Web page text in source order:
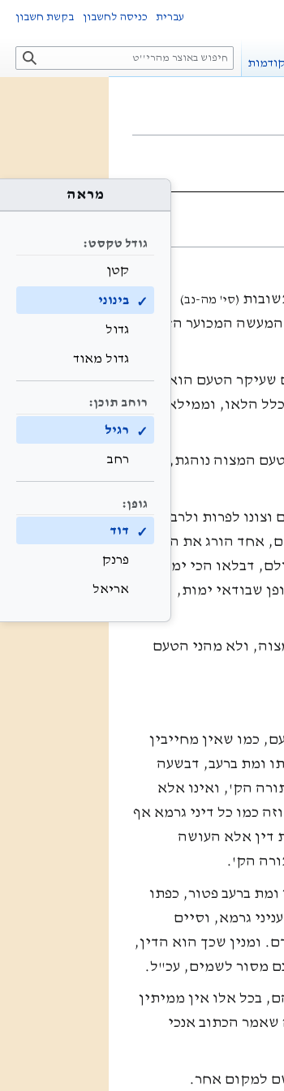
(סי' מה-נב)
המכוער הזה,
שעיקר הטעם הוא הזרע
הלאו, וממילא
המצוה נוהגת, וגם
לפרות ולרבות
אחד הורג את הבריא
דבלאו הכי ימות,
שבודאי ימות,
ולא מהני הטעם
כמו שאין מחייבין
ומת ברעב, דבשעה
הק', ואינו אלא
כמו כל דיני גרמא אף
דין אלא העושה
הק'.
ברעב פטור, כפתו
גרמא, וסיים
ומנין שכך הוא הדין,
מסור לשמים, עכ"ל.
בכל אלו אין ממיתין
שאמר הכתוב אנכי
למקום אחר.
עברית כניסה לחשבון בקשת חשבון
ח
י
מראה
גודל טקסט:
קטן
בינוני
גדול
גדול מאוד
רוחב תוכן:
רגיל
רחב
גופן:
דוד
פרנק
אריאל